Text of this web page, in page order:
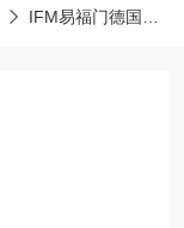
IFM易福门德国